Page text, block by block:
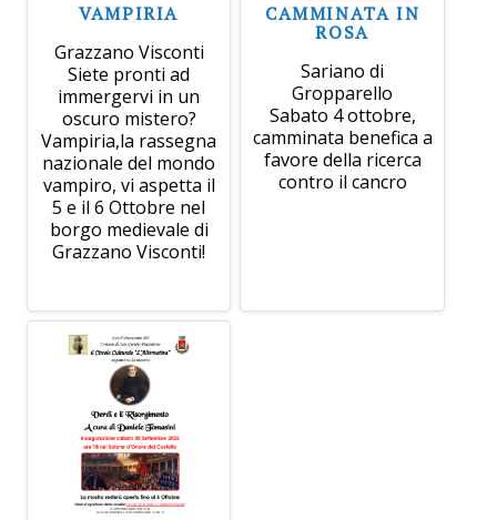
VAMPIRIA
Grazzano Visconti
Siete pronti ad
immergervi in un
oscuro mistero?
Vampiria,la rassegna
nazionale del mondo
vampiro, vi aspetta il
5 e il 6 Ottobre nel
borgo medievale di
Grazzano Visconti!
CAMMINATA IN
ROSA
Sariano di
Gropparello
Sabato 4 ottobre,
camminata benefica a
favore della ricerca
contro il cancro